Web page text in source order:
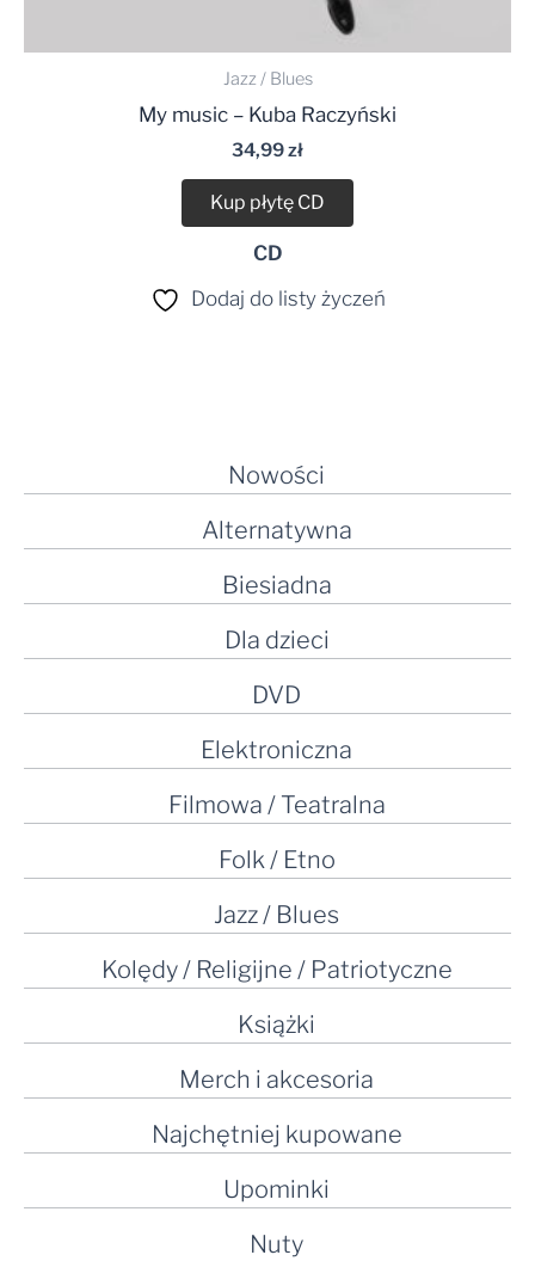
Nowości
Alternatywna
Biesiadna
Dla dzieci
DVD
Elektroniczna
Filmowa / Teatralna
Folk / Etno
Jazz / Blues
Kolędy / Religijne / Patriotyczne
Książki
Merch i akcesoria
Najchętniej kupowane
Upominki
Nuty
Jazz / Blues
My music – Kuba Raczyński
34,99zł
Kup płytę CD
CD
Dodaj do listy życzeń